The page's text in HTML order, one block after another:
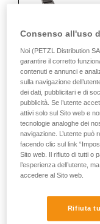
ERGONOMIA
I vantaggi:
• Rapidità e facilità
• Bloccaggio
Gli svantaggi:
• Sbloccaggio della
nel moschettone.
Consenso all'uso
Noi (PETZL Distribution
garantire il corretto
contenuti e annunci e
sulla navigazione
dei dati, pubblicitari e di
pubblicità. Se l’utente
attivi solo sul Sito web e
tecnologie analoghe dei
navigazione. L’utente può
facendo clic sul link
Sito web. Il rifiuto di tutti o
l’esperienza dell’utente,
accedere al Sito web.
Rifiuta